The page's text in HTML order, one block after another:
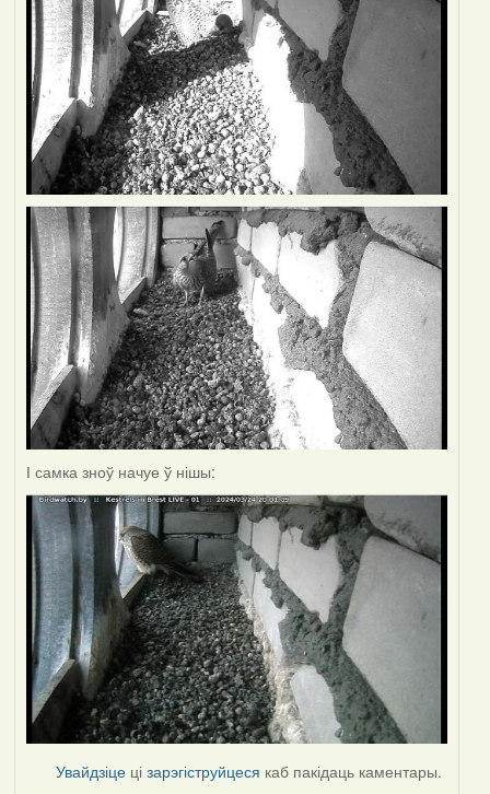
І самка зноў начуе ў нішы:
Увайдзіце цізарэгіструйцеся каб пакідаць каментары.